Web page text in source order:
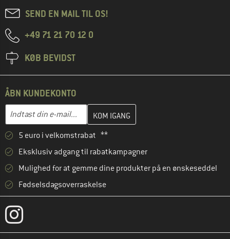
SEND EN MAIL TIL OS!
+49 71 21 70 12 0
KØB BEVIDST
ÅBN KUNDEKONTO
E-mail-adresse
Indtast din e-mailadresse her, og opret i næste trin din
5 euro i velkomstrabat **
Eksklusiv adgang til rabatkampagner
Mulighed for at gemme dine produkter på en ønskeseddel
Fødselsdagsoverraskelse